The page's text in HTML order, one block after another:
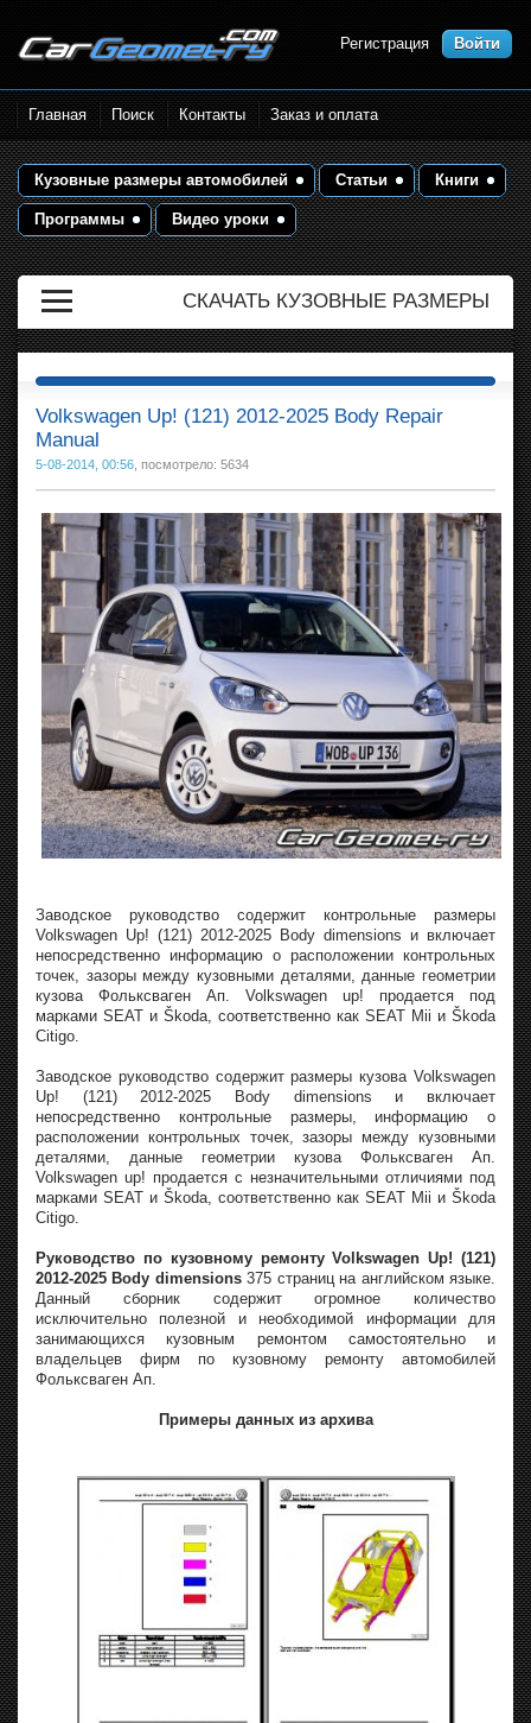
Размеры кузова автомобилей.
Контрольные точки и кузовные
размеры. Геометрия кузова
Регистрация Войти
Главная Поиск Контакты Заказ и оплата
Кузовные размеры автомобилей Статьи Книги
Программы Видео уроки
СКАЧАТЬ КУЗОВНЫЕ РАЗМЕРЫ
Volkswagen Up! (121) 2012-2025 Body Repair
Manual
5-08-2014, 00:56 , посмотрело: 5634
Заводское руководство содержит контрольные размеры
Volkswagen Up! (121) 2012-2025 Body dimensions и включает
непосредственно информацию о расположении контрольных
точек, зазоры между кузовными деталями, данные геометрии
кузова Фольксваген Ап. Volkswagen up! продается под
марками SEAT и Škoda, соответственно как SEAT Mii и Škoda
Citigo.
Заводское руководство содержит размеры кузова Volkswagen
Up! (121) 2012-2025 Body dimensions и включает
непосредственно контрольные размеры, информацию о
расположении контрольных точек, зазоры между кузовными
деталями, данные геометрии кузова Фольксваген Ап.
Volkswagen up! продается с незначительными отличиями под
марками SEAT и Škoda, соответственно как SEAT Mii и Škoda
Citigo.
Руководство по кузовному ремонту Volkswagen Up! (121)
2012-2025 Body dimensions375 страниц на английском языке.
Данный сборник содержит огромное количество
исключительно полезной и необходимой информации для
занимающихся кузовным ремонтом самостоятельно и
владельцев фирм по кузовному ремонту автомобилей
Фольксваген Ап.
Примеры данных из архива